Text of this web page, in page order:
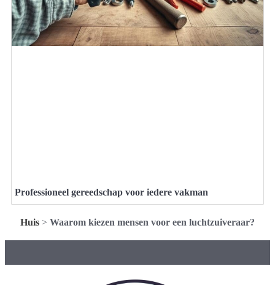
Professioneel gereedschap voor iedere vakman
Huis > Waarom kiezen mensen voor een luchtzuiveraar?